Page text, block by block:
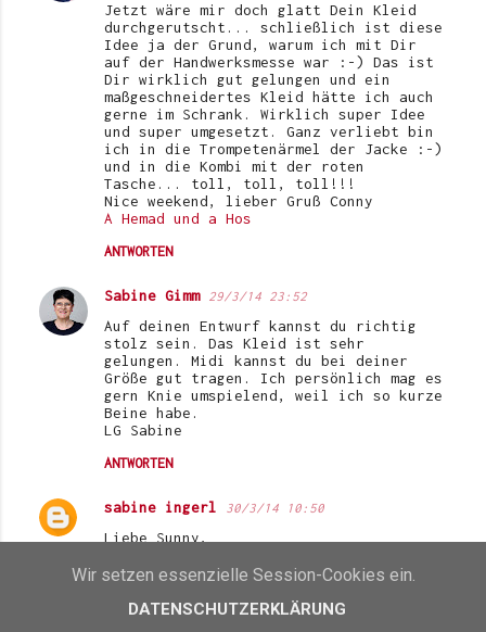
Jetzt wäre mir doch glatt Dein Kleid
durchgerutscht... schließlich ist diese
Idee ja der Grund, warum ich mit Dir
auf der Handwerksmesse war :-) Das ist
Dir wirklich gut gelungen und ein
maßgeschneidertes Kleid hätte ich auch
gerne im Schrank. Wirklich super Idee
und super umgesetzt. Ganz verliebt bin
ich in die Trompetenärmel der Jacke :-)
und in die Kombi mit der roten
Tasche... toll, toll, toll!!!
Nice weekend, lieber Gruß Conny
A Hemad und a Hos
ANTWORTEN
Sabine Gimm 29/3/14 23:52
Auf deinen Entwurf kannst du richtig
stolz sein. Das Kleid ist sehr
gelungen. Midi kannst du bei deiner
Größe gut tragen. Ich persönlich mag es
gern Knie umspielend, weil ich so kurze
Beine habe.
LG Sabine
ANTWORTEN
sabine ingerl 30/3/14 10:50
Liebe Sunny,
begleiten wird. Es ist Dir nicht nur
genau Deins. Das Muster und auch die
Wir setzen essenzielle Session-Cookies ein.
DATENSCHUTZERKLÄRUNG